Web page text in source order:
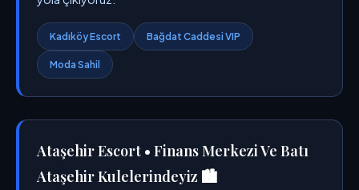
Kadıköy Escort Bağdat Caddesi VIP
Moda Sahil
Ataşehir Escort • Finans Merkezi Ve Batı
Ataşehir Kulelerindeyiz 🏙️